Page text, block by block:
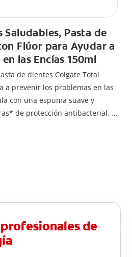
Saludables, Pasta de
Flúor para Ayudar a
las Encías 150ml
de dientes Colgate Total
a prevenir los problemas en las
con una espuma suave y
de protección antibacterial.
de